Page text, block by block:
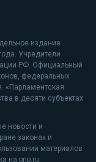
издание
Учредители
РФ. Официальный
федеральных
«Парламентская
в десяти субъектах
новости и
законах и
материалов
на pnp.ru